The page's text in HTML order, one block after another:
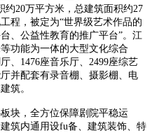
约20万平方米，总建筑面积约27
程，被定为“世界级艺术作品的
、公益性教育的推广平台”。江
功能为一体的大型文化综合
、1476座音乐厅、2499座综艺
并配套有录音棚、摄影棚、电
筑。
块，全方位保障剧院平稳运
筑内通用设fu备、建筑装饰、特